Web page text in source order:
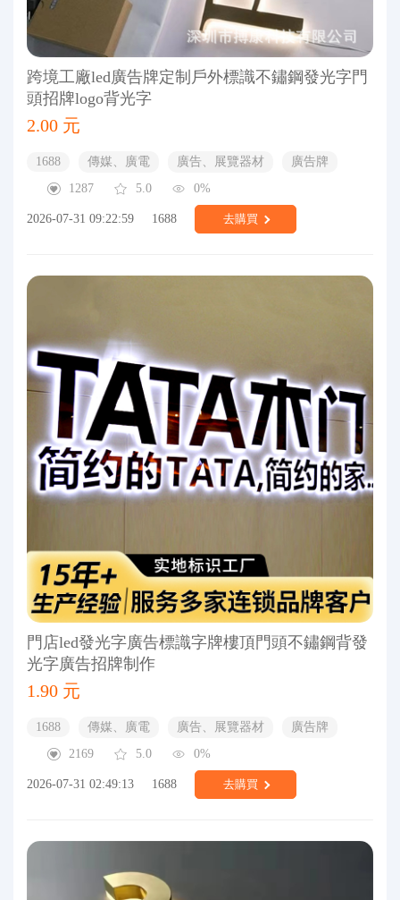
跨境工廠led廣告牌定制戶外標識不鏽鋼發光字門
頭招牌logo背光字
2.00 元
1688 傳媒、廣電 廣告、展覽器材
廣告牌
1287
5.0 0%
2026-07-31 09:22:59 1688 去購買
門店led發光字廣告標識字牌樓頂門頭不鏽鋼背發
光字廣告招牌制作
1.90 元
1688 傳媒、廣電 廣告、展覽器材
廣告牌
2169
5.0 0%
2026-07-31 02:49:13 1688 去購買